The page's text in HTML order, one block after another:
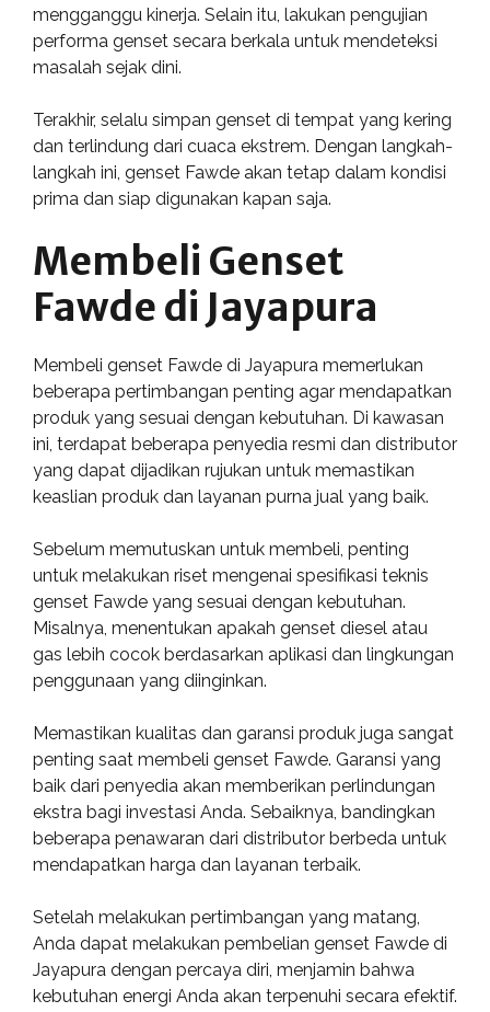
mengganggu kinerja. Selain itu, lakukan pengujian
performa genset secara berkala untuk mendeteksi
masalah sejak dini.
Terakhir, selalu simpan genset di tempat yang kering
dan terlindung dari cuaca ekstrem. Dengan langkah-
langkah ini, genset Fawde akan tetap dalam kondisi
prima dan siap digunakan kapan saja.
Membeli Genset
Fawde di Jayapura
Membeli genset Fawde di Jayapura memerlukan
beberapa pertimbangan penting agar mendapatkan
produk yang sesuai dengan kebutuhan. Di kawasan
ini, terdapat beberapa penyedia resmi dan distributor
yang dapat dijadikan rujukan untuk memastikan
keaslian produk dan layanan purna jual yang baik.
Sebelum memutuskan untuk membeli, penting
untuk melakukan riset mengenai spesifikasi teknis
genset Fawde yang sesuai dengan kebutuhan.
Misalnya, menentukan apakah genset diesel atau
gas lebih cocok berdasarkan aplikasi dan lingkungan
penggunaan yang diinginkan.
Memastikan kualitas dan garansi produk juga sangat
penting saat membeli genset Fawde. Garansi yang
baik dari penyedia akan memberikan perlindungan
ekstra bagi investasi Anda. Sebaiknya, bandingkan
beberapa penawaran dari distributor berbeda untuk
mendapatkan harga dan layanan terbaik.
Setelah melakukan pertimbangan yang matang,
Anda dapat melakukan pembelian genset Fawde di
Jayapura dengan percaya diri, menjamin bahwa
kebutuhan energi Anda akan terpenuhi secara efektif.